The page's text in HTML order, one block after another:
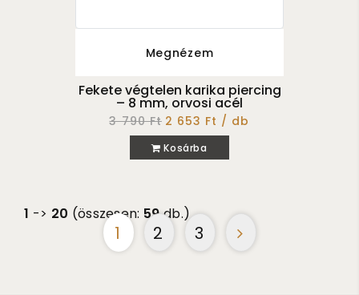
Megnézem
Fekete végtelen karika piercing
– 8 mm, orvosi acél
3 790 Ft 2 653 Ft / db
Kosárba
1 -> 20 (összesen: 59 db.)
1 2 3